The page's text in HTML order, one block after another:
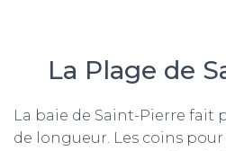
La Plage de
La baie de Saint-Pierre fait
de longueur. Les coins pour